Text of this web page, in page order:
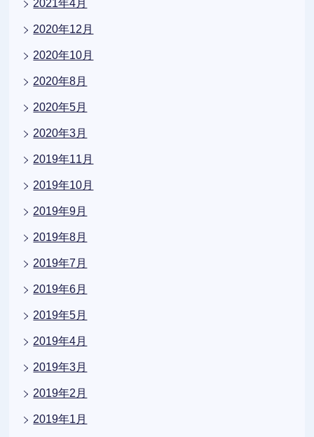
2021年4月
2020年12月
2020年10月
2020年8月
2020年5月
2020年3月
2019年11月
2019年10月
2019年9月
2019年8月
2019年7月
2019年6月
2019年5月
2019年4月
2019年3月
2019年2月
2019年1月